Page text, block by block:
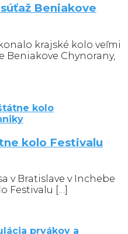
súťaž Beniakove
krajské kolo veľmi
Beniakove Chynorany,
kolo Festivalu
v Bratislave v Inchebe
Festivalu […]